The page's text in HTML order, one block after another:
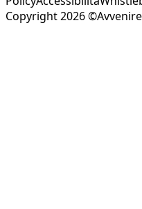
Copyright 2026